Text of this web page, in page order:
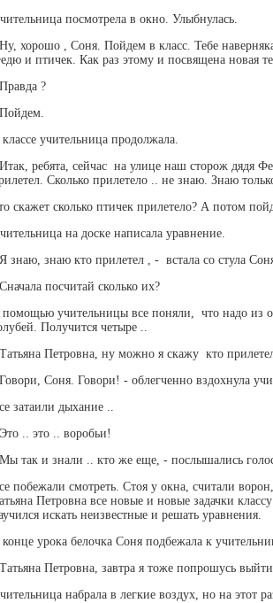
посмотрела в окно. Улыбнулась.
хорошо , Соня. Пойдем в класс. Тебе
и птичек. Как раз этому и посвящена новая
?
учительница продолжала.
ребята, сейчас на улице наш сторож дядя
Сколько прилетело .. не знаю. Знаю
скажет сколько птичек прилетело? А потом
на доске написала уравнение.
знаю, знаю кто прилетел , - встала со стула
посчитай сколько их?
учительницы все поняли, что надо из
Получится четыре ..
Петровна, ну можно я скажу кто
Соня. Говори! - облегченно вздохнула
затаили дыхание ..
.. это .. воробьи!
так и знали .. кто же еще, - послышались
побежали смотреть. Стоя у окна, считали
Петровна все новые и новые задачки
искать неизвестные и решать уравнения.
урока белочка Соня подбежала к
Петровна, завтра я тоже попрошусь
набрала в легкие воздух, но на этот